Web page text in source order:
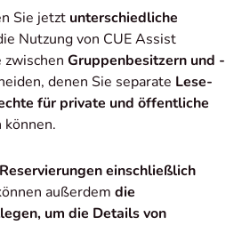
Sie jetzt unterschiedliche
Nutzung von CUE Assist
Gruppenbesitzern und -
denen Sie separate Lese-
für private und öffentliche
können.
einschließlich
außerdem die
um die Details von